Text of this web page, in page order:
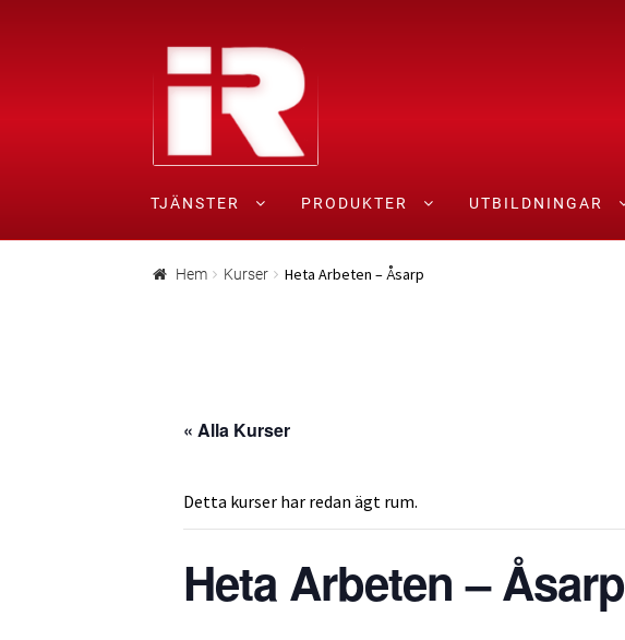
Hoppa
till
navigering
till
innehåll
TJÄNSTER PRODUKTER UTBILDNINGAR
Hem#21 (ingen titel)Kontakt Lediga tjänster
Hem Kurser Heta Arbeten – Åsarp
« Alla Kurser
Detta kurser har redan ägt rum.
Heta Arbeten – Åsarp